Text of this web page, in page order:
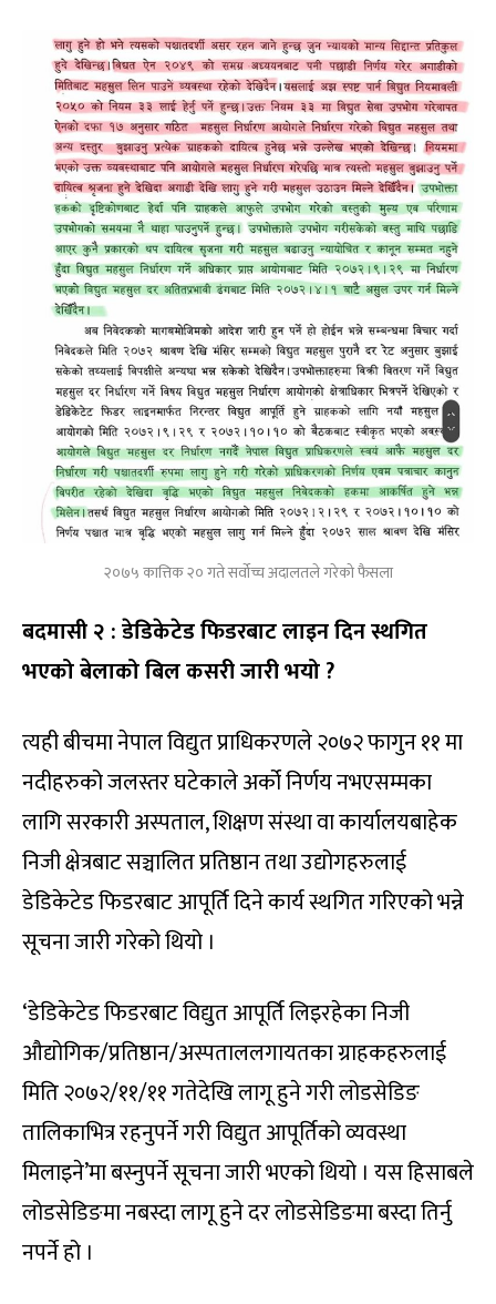
२०७५ कात्तिक २० गते सर्वोच्च अदालतले गरेको फैसला
बदमासी २ : डेडिकेटेड फिडरबाट लाइन दिन स्थगित
भएको बेलाको बिल कसरी जारी भयो ?
त्यही बीचमा नेपाल विद्युत प्राधिकरणले २०७२ फागुन ११ मा
नदीहरुको जलस्तर घटेकाले अर्को निर्णय नभएसम्मका
लागि सरकारी अस्पताल, शिक्षण संस्था वा कार्यालयबाहेक
निजी क्षेत्रबाट सञ्चालित प्रतिष्ठान तथा उद्योगहरुलाई
डेडिकेटेड फिडरबाट आपूर्ति दिने कार्य स्थगित गरिएको भन्ने
सूचना जारी गरेको थियो ।
‘डेडिकेटेड फिडरबाट विद्युत आपूर्ति लिइरहेका निजी
औद्योगिक/प्रतिष्ठान/अस्पताललगायतका ग्राहकहरुलाई
मिति २०७२/११/११ गतेदेखि लागू हुने गरी लोडसेडिङ
तालिकाभित्र रहनुपर्ने गरी विद्युत आपूर्तिको व्यवस्था
मिलाइने’मा बस्नुपर्ने सूचना जारी भएको थियो । यस हिसाबले
लोडसेडिङमा नबस्दा लागू हुने दर लोडसेडिङमा बस्दा तिर्नु
नपर्ने हो ।